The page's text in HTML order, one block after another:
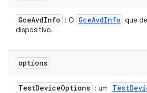
GceAvdInfo : O GceAvdInfo que
dispositivo.
options
TestDeviceOptions : um Test